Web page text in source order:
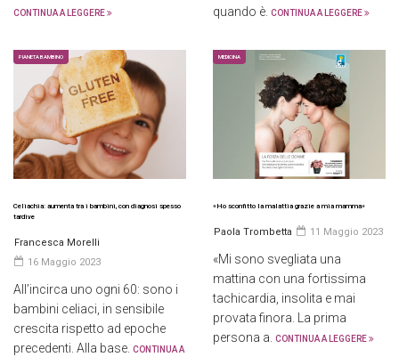
CONTINUA A LEGGERE
quando è. CONTINUA A LEGGERE
PIANETA BAMBINO
Celiachia: aumenta tra i bambini, con diagnosi spesso
tardive
Francesca Morelli
16 Maggio 2023
All’incirca uno ogni 60: sono i
bambini celiaci, in sensibile
crescita rispetto ad epoche
precedenti. Alla base. CONTINUA A
MEDICINA
«Ho sconfitto la malattia grazie a mia mamma»
Paola Trombetta 11 Maggio 2023
«Mi sono svegliata una
mattina con una fortissima
tachicardia, insolita e mai
provata finora. La prima
persona a.
CONTINUA A LEGGERE